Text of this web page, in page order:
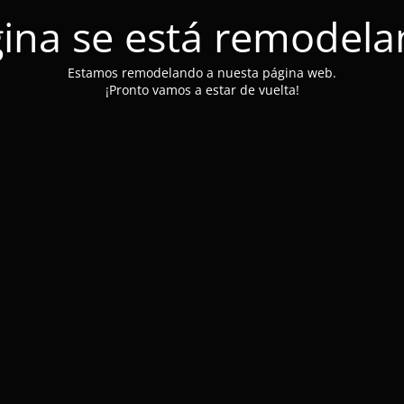
se está
Estamos remodelando a nuesta página web.
¡Pronto vamos a estar de vuelta!